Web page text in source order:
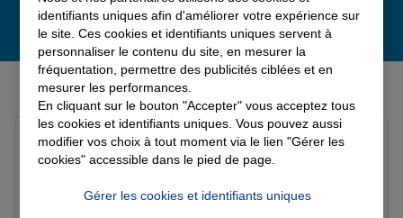
Derniers avis de nos agences Allianz
Note de 5 sur 5
Le 08/08/2026 - Agence PAVILLY
Bon suivi de mon sinistre, merci
Louis M.
identifiants uniques afin d'améliorer votre expérience sur
le site. Ces cookies et identifiants uniques servent à
personnaliser le contenu du site, en mesurer la
fréquentation, permettre des publicités ciblées et en
mesurer les performances.
En cliquant sur le bouton "Accepter" vous acceptez tous
les cookies et identifiants uniques. Vous pouvez aussi
modifier vos choix à tout moment via le lien "Gérer les
cookies" accessible dans le pied de page.
Gérer les cookies et identifiants uniques